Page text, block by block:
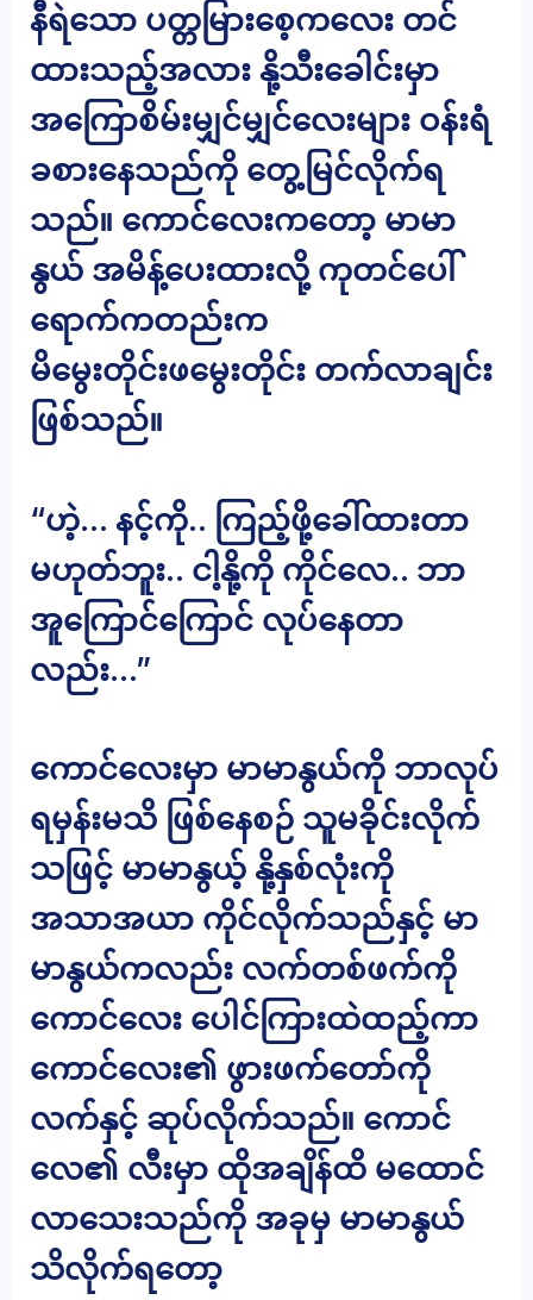
နီရဲသော ပတ္တမြားစေ့ကလေး တင်
ထားသည့်အလား နို့သီးခေါင်းမှာ
အကြောစိမ်းမျှင်မျှင်လေးများ ဝန်းရံ
ခစားနေသည်ကို တွေ့မြင်လိုက်ရ
သည်။ ကောင်လေးကတော့ မာမာ
နွယ် အမိန့်ပေးထားလို့ ကုတင်ပေါ်
ရောက်ကတည်းက
မိမွေးတိုင်းဖမွေးတိုင်း တက်လာချင်း
ဖြစ်သည်။
“ဟဲ့… နင့်ကို.. ကြည့်ဖို့ခေါ်ထားတာ
မဟုတ်ဘူး.. ငါ့နို့ကို ကိုင်လေ.. ဘာ
အူကြောင်ကြောင် လုပ်နေတာ
လည်း…”
ကောင်လေးမှာ မာမာနွယ်ကို ဘာလုပ်
ရမှန်းမသိ ဖြစ်နေစဉ် သူမခိုင်းလိုက်
သဖြင့် မာမာနွယ့် နို့နှစ်လုံးကို
အသာအယာ ကိုင်လိုက်သည်နှင့် မာ
မာနွယ်ကလည်း လက်တစ်ဖက်ကို
ကောင်လေး ပေါင်ကြားထဲထည့်ကာ
ကောင်လေး၏ ဖွားဖက်တော်ကို
လက်နှင့် ဆုပ်လိုက်သည်။ ကောင်
လေ၏ လီးမှာ ထိုအချိန်ထိ မထောင်
လာသေးသည်ကို အခုမှ မာမာနွယ်
သိလိုက်ရတော့